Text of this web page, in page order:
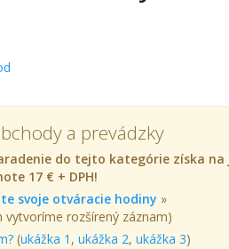
a prevádzky
do tejto kategórie získa na
17 € + DPH!
svoje otváracie hodiny »
vytvoríme rozšírený záznam)
(ukážka 1 ,ukážka 2,ukážka 3)